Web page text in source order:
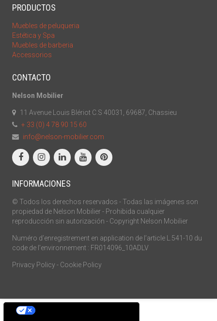
PRODUCTOS
Muebles de peluqueria
Estética y Spa
Muebles de barberia
Accessorios
CONTACTO
Nelson Mobilier
11 Avenue Louis Blériot C.S 40031, 69687, Chassieu
+ 33 (0) 4 78 90 15 60
info@nelson-mobilier.com
INFORMACIONES
© Todos los derechos reservados - Todas las imágenes son
propiedad de Nelson Mobilier - Prohibida cualquier
reproducción sin autorización - Copyright Nelson Mobilier
Numéro d’enregistrement en application de l’article L.541-10 du
code de l’environnement : FR014096_10ADLV
Privacy Policy- Cookie Policy